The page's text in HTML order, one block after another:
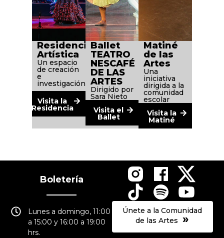
Residencia
Artística
Un espacio
de creación
e
investigación
Visita la
Residencia
Ballet
TEATRO
NESCAFÉ
DE LAS
ARTES
Dirigido por
Sara Nieto
Visita el
Ballet
Matiné
de las
Artes
Una
iniciativa
dirigida a la
comunidad
escolar
Visita la
Matiné
Boletería
Lunes a domingo, 11:00
a 15:00 y 16:00 a 19:00
hrs.
Únete a la Comunidad
de las Artes »